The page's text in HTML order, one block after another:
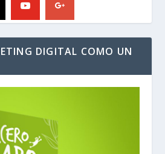
DIGITAL COMO UN